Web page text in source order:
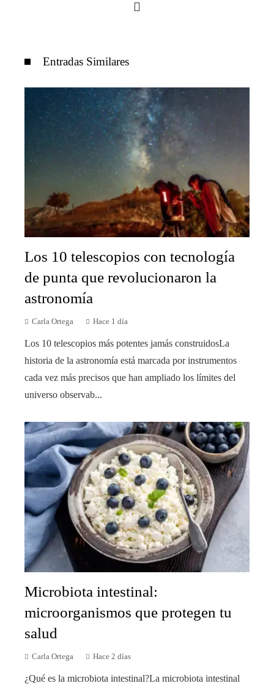
Entradas Similares
Los 10 telescopios con tecnología
de punta que revolucionaron la
astronomía
Carla Ortega Hace 1 día
Los 10 telescopios más potentes jamás construidosLa
historia de la astronomía está marcada por instrumentos
cada vez más precisos que han ampliado los límites del
universo observab...
Microbiota intestinal:
microorganismos que protegen tu
salud
Carla Ortega Hace 2 días
¿Qué es la microbiota intestinal?La microbiota intestinal